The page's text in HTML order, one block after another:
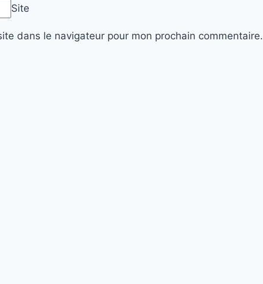
Site
dans le navigateur pour mon prochain commentaire.